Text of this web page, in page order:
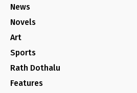
News
Novels
Art
Sports
Rath Dothalu
Features